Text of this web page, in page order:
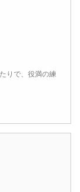
りで、役満の練